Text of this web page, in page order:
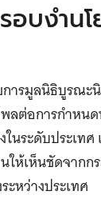
อบงำน
ารมูลนิธิบูรณะนิ
ต่อการกำหนด
นระดับประเท
ห้เห็นชัดจากก
หว่างประเทศ